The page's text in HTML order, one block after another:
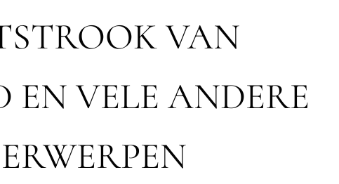
VAN
EN VELE ANDERE